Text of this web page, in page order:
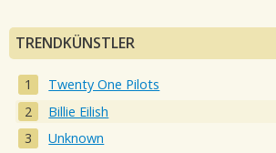
TRENDKÜNSTLER
Twenty One Pilots
Billie Eilish
Unknown